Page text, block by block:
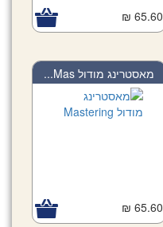
65.60 ₪
מאסטרינג מודול Mas...
65.60 ₪